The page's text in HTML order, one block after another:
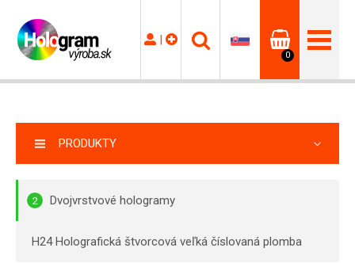
|
0
PRODUKTY
2 Dvojvrstvové hologramy
H24 Holografická štvorcová veľká číslovaná plomba